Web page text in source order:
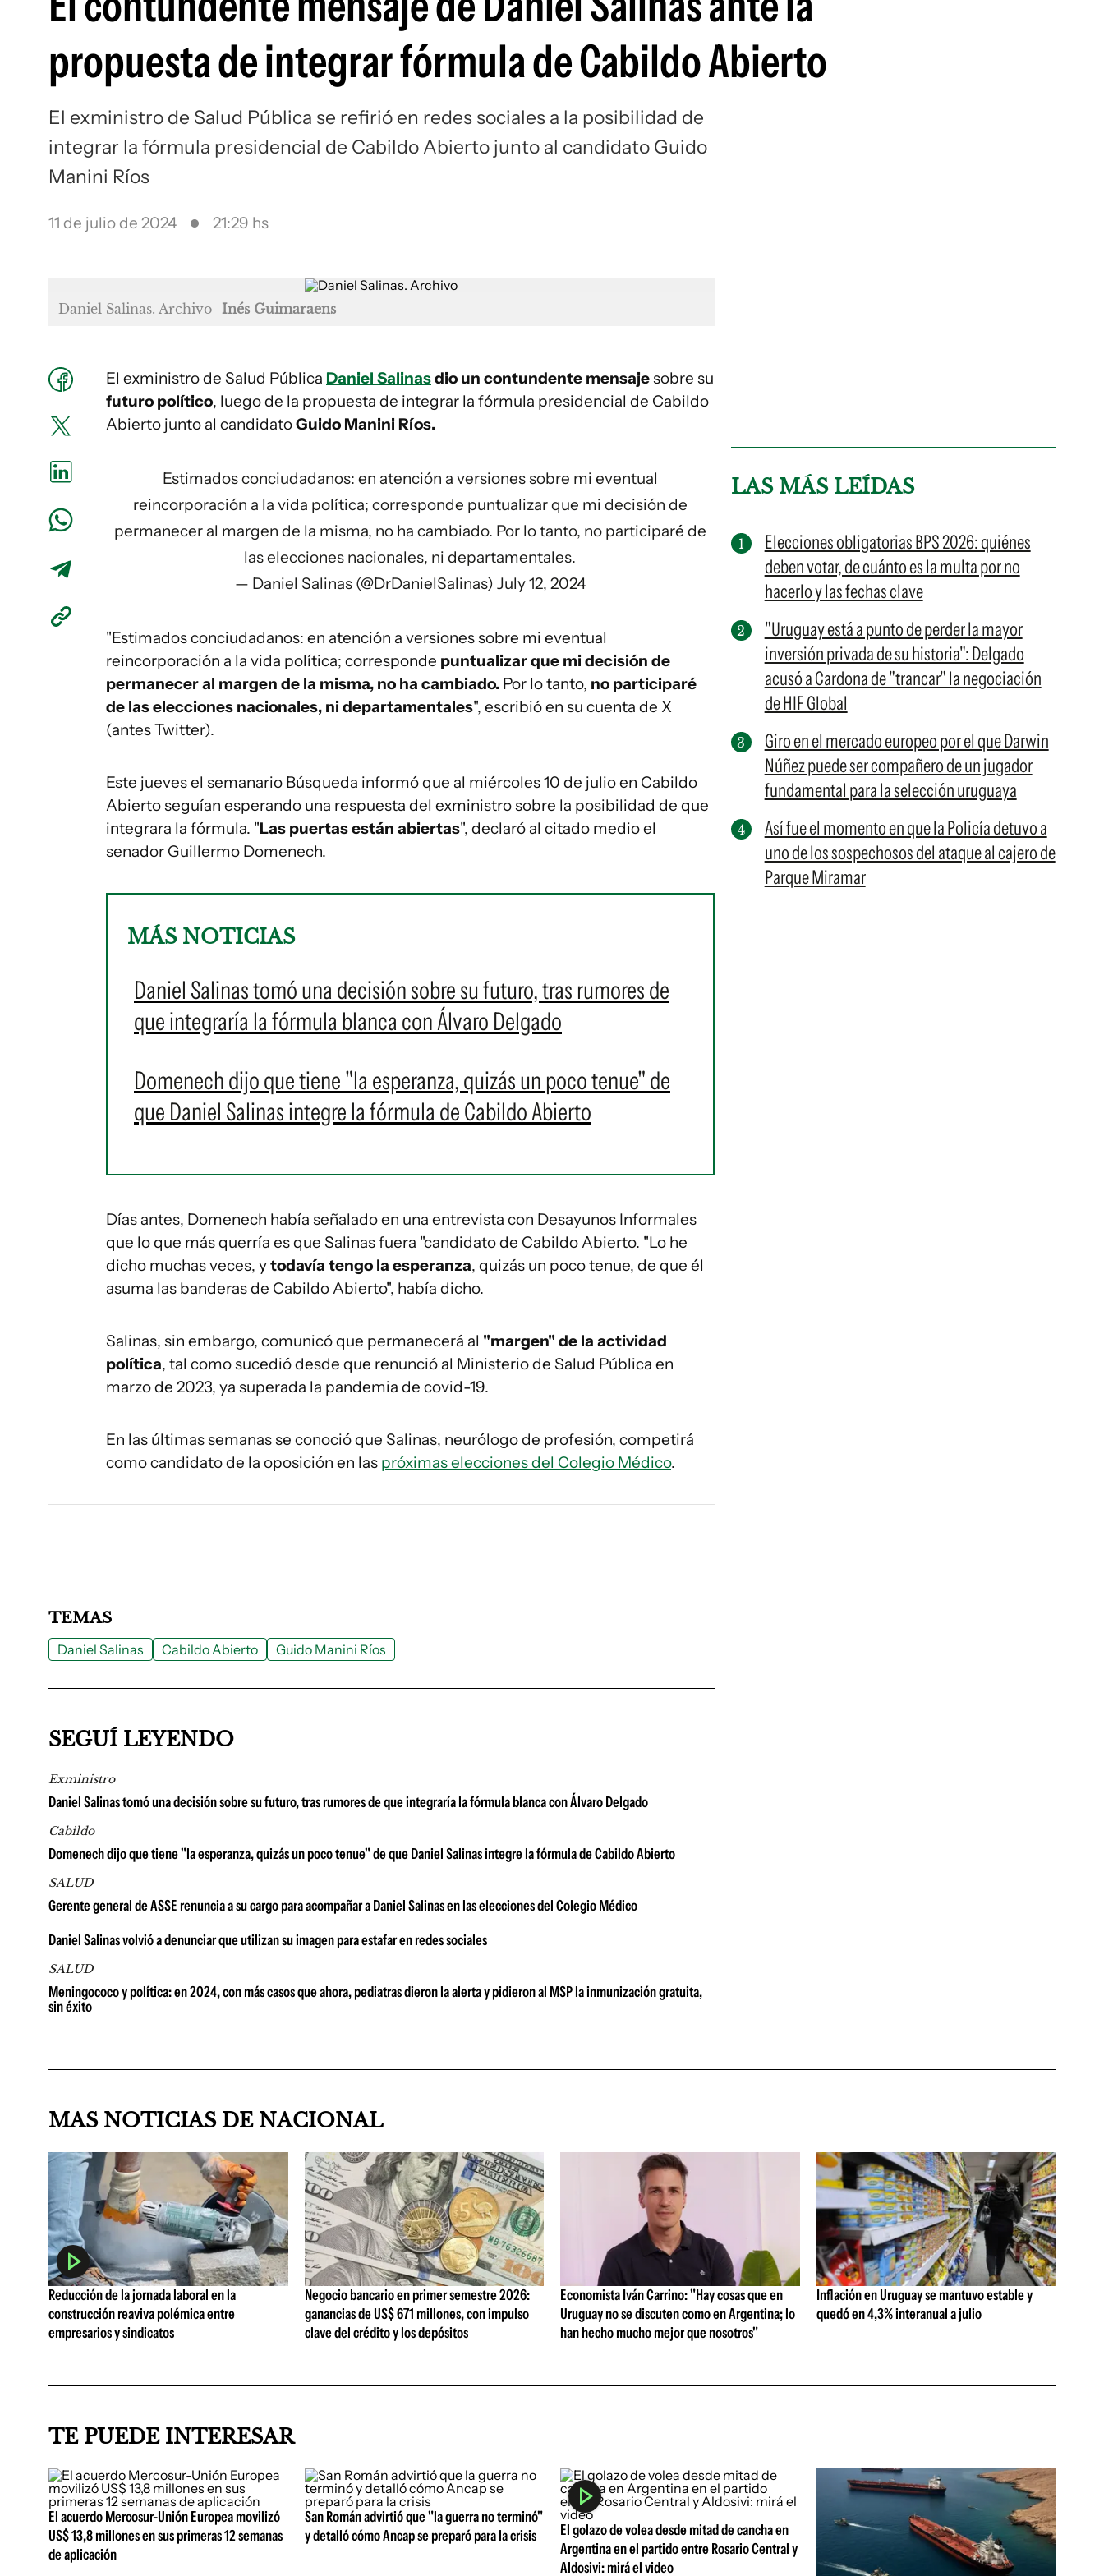
propuesta de integrar fórmula de Cabildo Abierto
El exministro de Salud Pública se refirió en redes sociales a la posibilidad de
integrar la fórmula presidencial de Cabildo Abierto junto al candidato Guido
Manini Ríos
11 de julio de 2024 21:29 hs
Daniel Salinas. Archivo Inés Guimaraens
El exministro de Salud Pública Daniel Salinasdio un contundente mensajesobre su
futuro político, luego de la propuesta de integrar la fórmula presidencial de Cabildo
Abierto junto al candidatoGuido Manini Ríos.
Estimados conciudadanos: en atención a versiones sobre mi eventual
reincorporación a la vida política; corresponde puntualizar que mi decisión de
permanecer al margen de la misma, no ha cambiado. Por lo tanto, no participaré de
las elecciones nacionales, ni departamentales.
— Daniel Salinas (@DrDanielSalinas) July 12, 2024
"Estimados conciudadanos: en atención a versiones sobre mi eventual
reincorporación a la vida política; corresponde puntualizar que mi decisión de
permanecer al margen de la misma, no ha cambiado. Por lo tanto, no participaré
de las elecciones nacionales, ni departamentales", escribió en su cuenta de X
(antes Twitter).
Este jueves el semanario Búsqueda informó que al miércoles 10 de julio en Cabildo
Abierto seguían esperando una respuesta del exministro sobre la posibilidad de que
integrara la fórmula. "Las puertas están abiertas", declaró al citado medio el
senador Guillermo Domenech.
MÁS NOTICIAS
Daniel Salinas tomó una decisión sobre su futuro, tras rumores de
que integraría la fórmula blanca con Álvaro Delgado
Domenech dijo que tiene "la esperanza, quizás un poco tenue" de
que Daniel Salinas integre la fórmula de Cabildo Abierto
Días antes, Domenech había señalado en una entrevista con Desayunos Informales
que lo que más querría es que Salinas fuera "candidato de Cabildo Abierto. "Lo he
dicho muchas veces, ytodavía tengo la esperanza, quizás un poco tenue, de que él
asuma las banderas de Cabildo Abierto", había dicho.
Salinas, sin embargo, comunicó que permanecerá al "margen" de la actividad
política, tal como sucedió desde que renunció al Ministerio de Salud Pública en
marzo de 2023, ya superada la pandemia de covid-19.
En las últimas semanas se conoció que Salinas, neurólogo de profesión, competirá
como candidato de la oposición en las próximas elecciones del Colegio Médico.
LAS MÁS LEÍDAS
Elecciones obligatorias BPS 2026: quiénes
deben votar, de cuánto es la multa por no
hacerlo y las fechas clave
"Uruguay está a punto de perder la mayor
inversión privada de su historia": Delgado
acusó a Cardona de "trancar" la negociación
de HIF Global
Giro en el mercado europeo por el que Darwin
Núñez puede ser compañero de un jugador
fundamental para la selección uruguaya
Así fue el momento en que la Policía detuvo a
uno de los sospechosos del ataque al cajero de
Parque Miramar
TEMAS
Daniel Salinas Cabildo Abierto Guido Manini Ríos
SEGUÍ LEYENDO
Exministro
Daniel Salinas tomó una decisión sobre su futuro, tras rumores de que integraría la fórmula blanca con Álvaro Delgado
Cabildo
Domenech dijo que tiene "la esperanza, quizás un poco tenue" de que Daniel Salinas integre la fórmula de Cabildo Abierto
SALUD
Gerente general de ASSE renuncia a su cargo para acompañar a Daniel Salinas en las elecciones del Colegio Médico
Daniel Salinas volvió a denunciar que utilizan su imagen para estafar en redes sociales
SALUD
Meningococo y política: en 2024, con más casos que ahora, pediatras dieron la alerta y pidieron al MSP la inmunización gratuita,
sin éxito
MAS NOTICIAS DE NACIONAL
Reducción de la jornada laboral en la
construcción reaviva polémica entre
empresarios y sindicatos
Negocio bancario en primer semestre 2026:
ganancias de US$ 671 millones, con impulso
clave del crédito y los depósitos
Economista Iván Carrino: "Hay cosas que en
Uruguay no se discuten como en Argentina; lo
han hecho mucho mejor que nosotros"
Inflación en Uruguay se mantuvo estable y
quedó en 4,3% interanual a julio
TE PUEDE INTERESAR
El acuerdo Mercosur-Unión Europea movilizó
US$ 13,8 millones en sus primeras 12 semanas
de aplicación
San Román advirtió que "la guerra no terminó"
y detalló cómo Ancap se preparó para la crisis
El golazo de volea desde mitad de cancha en
Argentina en el partido entre Rosario Central y
Aldosivi: mirá el video